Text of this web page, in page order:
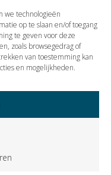
we technologieën
op te slaan en/of toegang
te geven voor deze
zoals browsegedrag of
van toestemming kan
en mogelijkheden.